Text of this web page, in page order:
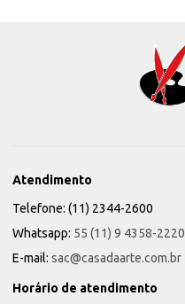
Atendimento
Telefone: (11) 2344-2600
Whatsapp: 55 (11) 9 4358-2220
E-mail: sac@casadaarte.com.br
Horário de atendimento